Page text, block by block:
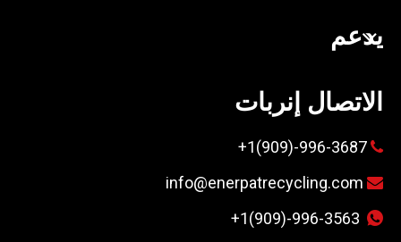
يدعم
الاتصال إنربات


info@enerpatrecycling.com
+1(909)-996-3563 